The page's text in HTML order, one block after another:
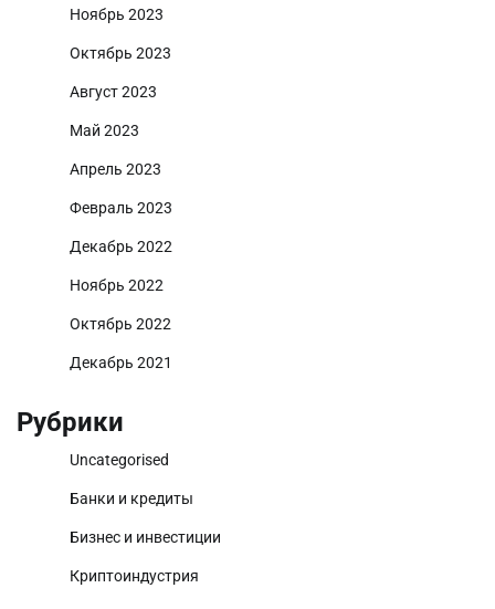
Ноябрь 2023
Октябрь 2023
Август 2023
Май 2023
Апрель 2023
Февраль 2023
Декабрь 2022
Ноябрь 2022
Октябрь 2022
Декабрь 2021
Рубрики
Uncategorised
Банки и кредиты
Бизнес и инвестиции
Криптоиндустрия